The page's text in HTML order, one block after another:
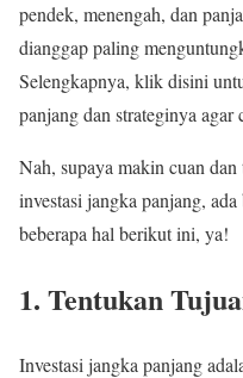
pendek, menengah, dan
dianggap paling
Selengkapnya, klik disini
panjang dan strateginya agar
Nah, supaya makin cuan
investasi jangka panjang,
beberapa hal berikut ini, ya!
1. Tentukan
Investasi jangka panjang